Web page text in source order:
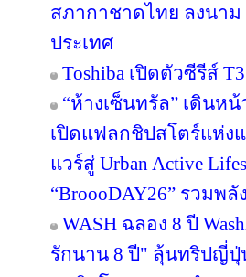
สภากาชาดไทย ลงนาม
ประเทศ
Toshiba เปิดตัวซีรีส์
“ห้างเซ็นทรัล” เดินห
เปิดแฟลกชิปสโตร์แห่ง
แวร์สู่ Urban Active
“BroooDAY26” รวมพ
WASH ฉลอง 8 ปี
รักนาน 8 ปี" ลุ้นทริปญี่ปุ่